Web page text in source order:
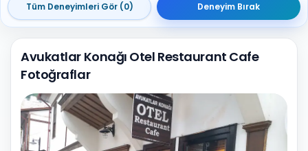
Tüm Deneyimleri Gör (0)
Deneyim Bırak
Avukatlar Konağı Otel Restaurant Cafe
Fotoğraflar
Fotoğraf